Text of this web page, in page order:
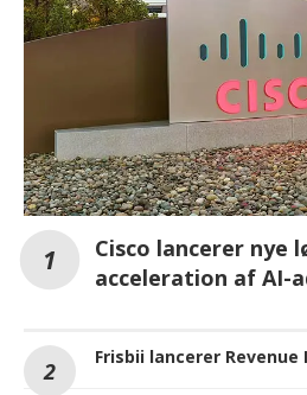
Cisco lancerer nye
acceleration af AI-
Frisbii lancerer Revenue